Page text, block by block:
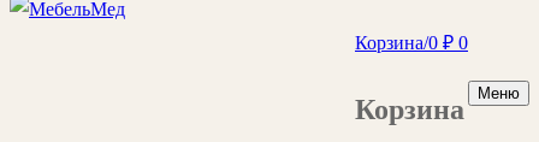
Корзина/0 ₽ 0
Корзина
Меню